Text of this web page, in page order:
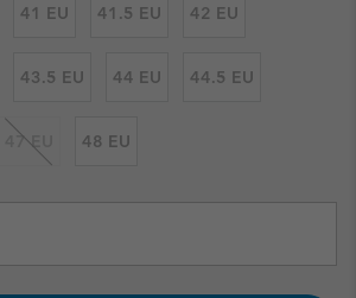
41 EU 41.5 EU 42 EU
43.5 EU 44 EU 44.5 EU
47 EU 48 EU